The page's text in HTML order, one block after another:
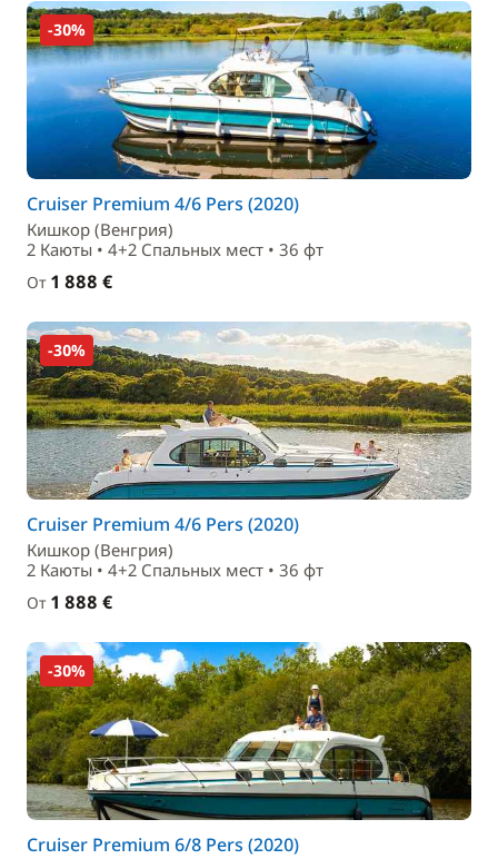
-30%
Cruiser Premium 4/6 Pers (2020)
Кишкор (Венгрия)
2 Каюты • 4+2 Спальныx мест • 36 фт
От 1 888 €
-30%
Cruiser Premium 4/6 Pers (2020)
Кишкор (Венгрия)
2 Каюты • 4+2 Спальныx мест • 36 фт
От 1 888 €
-30%
Cruiser Premium 6/8 Pers (2020)